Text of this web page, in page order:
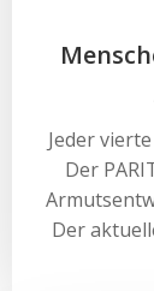
Jeder
Der
Der